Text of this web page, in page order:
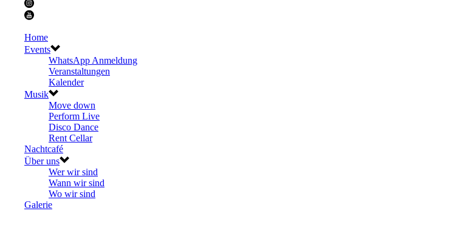
Home
Events
WhatsApp Anmeldung
Veranstaltungen
Kalender
Musik
Move down
Perform Live
Disco Dance
Rent Cellar
Nachtcafé
Über uns
Wer wir sind
Wann wir sind
Wo wir sind
Galerie